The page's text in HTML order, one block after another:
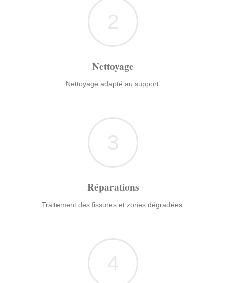
2
Nettoyage
Nettoyage adapté au support.
3
Réparations
Traitement des fissures et zones dégradées.
4